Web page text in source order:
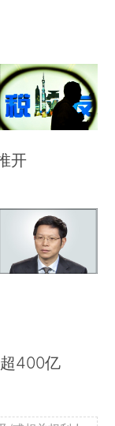
开
400亿